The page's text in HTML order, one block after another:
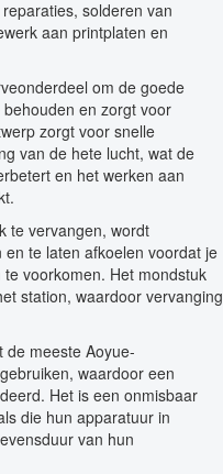
solderen van
aan printplaten en
om de goede
en zorgt voor
zorgt voor snelle
van de hete lucht, wat de
en het werken aan
te vervangen, wordt
te laten afkoelen voordat je
voorkomen. Het mondstuk
station, waardoor vervanging
de meeste Aoyue-
waardoor een
Het is een onmisbaar
die hun apparatuur in
van hun